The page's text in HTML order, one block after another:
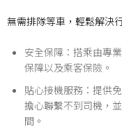
無需排隊等車，輕鬆解決
安全保障：搭乘由專
保障以及乘客保險。
貼心接機服務：提供
擔心聯繫不到司機，
間。